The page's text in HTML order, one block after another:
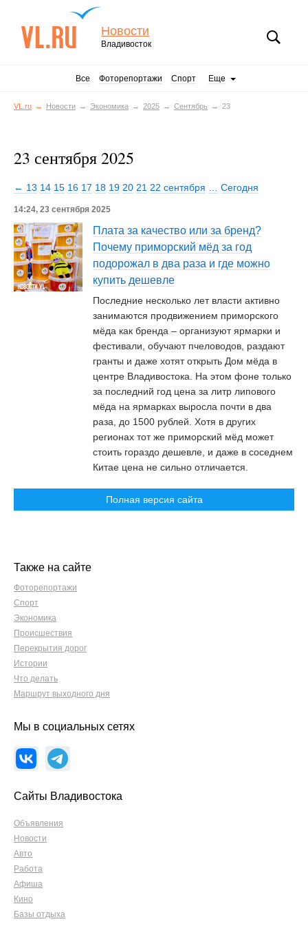
Новости
Владивосток
Все Фоторепортажи Спорт Еще
VL.ru Новости Экономика 2025 Сентябрь 23
23 сентября 2025
← 13 14 15 16 17 18 19 20 21 22 сентября Сегодня
14:24, 23 сентября 2025
Плата за качество или за бренд?
Почему приморский мёд за год
подорожал в два раза и где можно
купить дешевле
Последние несколько лет власти активно
занимаются продвижением приморского
мёда как бренда – организуют ярмарки и
фестивали, обучают пчеловодов, раздают
гранты и даже хотят открыть Дом мёда в
центре Владивостока. На этом фоне только
за последний год цена за литр липового
мёда на ярмарках выросла почти в два
раза, до 1500 рублей. Хотя в других
регионах тот же приморский мёд может
стоить гораздо дешевле, и даже в соседнем
Китае цена не сильно отличается.
Полная версия сайта
Также на сайте
Фоторепортажи
Спорт
Экономика
Происшествия
Перекрытия дорог
Истории
Что делать
Маршрут выходного дня
Мы в социальных сетях
Сайты Владивостока
Объявления
Новости
Авто
Работа
Афиша
Кино
Базы отдыха